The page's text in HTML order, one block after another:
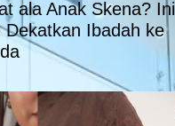
ala Anak Skena? Ini
Dekatkan Ibadah ke